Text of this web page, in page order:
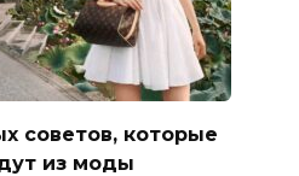
советов, которые
из моды